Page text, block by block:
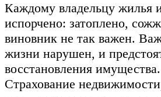
Каждому владельцу жилья
испорчено: затоплено,
виновник не так важен.
жизни нарушен, и
восстановления
Страхование